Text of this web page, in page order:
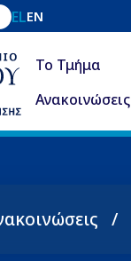
ELEN
Το Τμήμα
Ανακοινώσεις